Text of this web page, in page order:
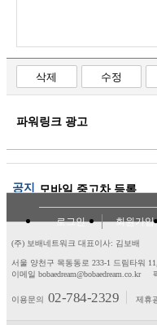
삭제 수정
파워링크 광고
공지 모바일 중고차 등록
로그인 회원가입
(주) 보배네트워크 대표이사: 김보배
서울 양천구 목동동로 233-1 드림타워
이메일 bobaedream@bobaedream.co.kr
이용문의 02-784-2329 제휴